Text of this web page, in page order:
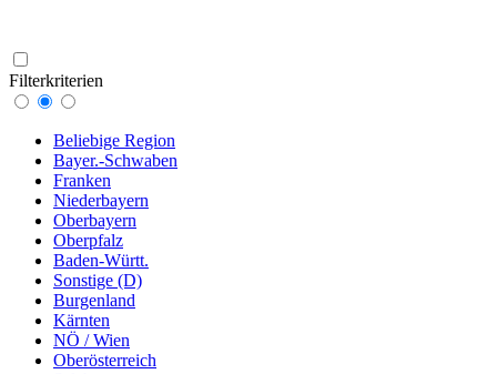
Filterkriterien
Beliebige Region
Bayer.-Schwaben
Franken
Niederbayern
Oberbayern
Oberpfalz
Baden-Württ.
Sonstige (D)
Burgenland
Kärnten
NÖ / Wien
Oberösterreich